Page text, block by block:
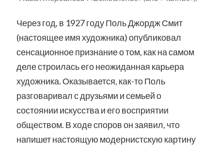
Через год, в 1927 году Поль Джордж Смит
(настоящее имя художника) опубликовал
сенсационное признание о том, как на самом
деле строилась его неожиданная карьера
художника. Оказывается, как-то Поль
разговаривал с друзьями и семьей о
состоянии искусства и его восприятии
обществом. В ходе споров он заявил, что
напишет настоящую модернистскую картину